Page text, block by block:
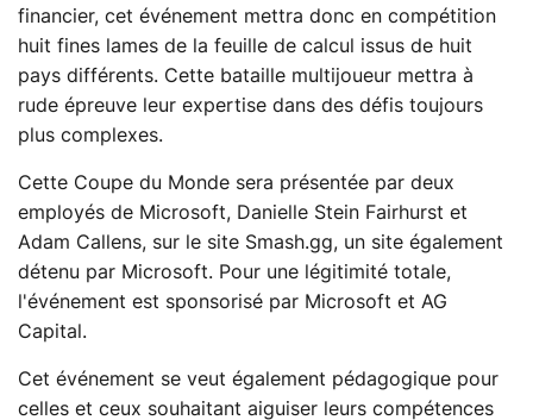
financier, cet événement mettra donc en compétition
huit fines lames de la feuille de calcul issus de huit
pays différents. Cette bataille multijoueur mettra à
rude épreuve leur expertise dans des défis toujours
plus complexes.
Cette Coupe du Monde sera présentée par deux
employés de Microsoft, Danielle Stein Fairhurst et
Adam Callens, sur le site Smash.gg, un site également
détenu par Microsoft. Pour une légitimité totale,
l'événement est sponsorisé par Microsoft et AG
Capital.
Cet événement se veut également pédagogique pour
celles et ceux souhaitant aiguiser leurs compétences